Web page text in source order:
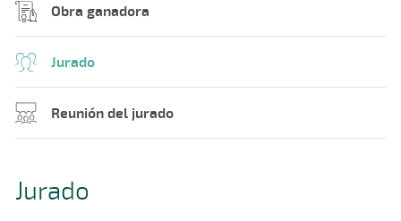
Obra ganadora
Jurado
Reunión del jurado
Jurado